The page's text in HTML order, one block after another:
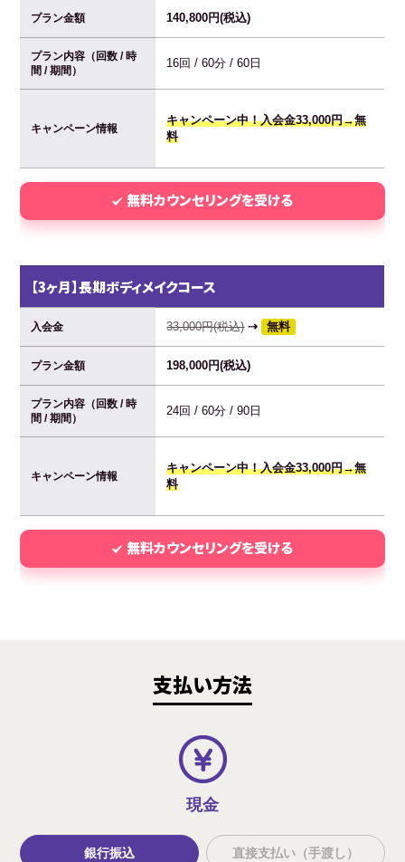
プラン金額 140,800円(税込)
プラン内容（回数 / 時
間 / 期間）
16回 / 60分 / 60日
キャンペーン情報
キャンペーン中！入会金33,000円→無
料
無料カウンセリングを受ける
【3ヶ月】長期ボディメイクコース
入会金 33,000円(税込)⇢ 無料
プラン金額 198,000円(税込)
プラン内容（回数 / 時
間 / 期間）
24回 / 60分 / 90日
キャンペーン情報
キャンペーン中！入会金33,000円→無
料
無料カウンセリングを受ける
支払い方法
現金
銀行振込 直接支払い（手渡し）